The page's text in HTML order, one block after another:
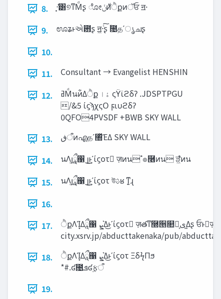
8.
͓·͑͸୭ͳΜͩʂ ೋ࣍‫ݩ‬ͷੈքͷॅਓ ॻ੶
9.
ಊʑͱએ఻ʂ ॻ͖·ͨ͠ʂ ۙ೔தʹൃചʂ
10.
11.
Consultant → Evangelist HENSHIN
12.
ߥΜͩนͷ͋Δੈք ‫ۀا‬ ςΫϊϩδʔ .JDSPTPGU
/&5 ίϛϡχςΟ ϝιυϩδʔ
0QFO4PVSDF +BWB SKY WALL
13.
‫ऀڧ‬ͷഎதʹ৐ͬͯΈΔ SKY WALL
14.
นΛյཱྀ͢΁ յ͢͜ͱʹίϛοτ ٕज़ͷน ํ๏࿦ͷน ੜ͖ํͷน
15.
นΛյཱྀ͢΁ յ͢͜ͱʹίϛοτ উࢉʁ ͳ͍ɻ
16.
17.
ੈքΛΊ͙Δཱྀ΁ ‫͛ܨ‬Δ͜ͱʹίϛοτ ٕज़తͳ࿭੕௚ྻ͕‫͖ى‬Δʂ ਓͱٕज़Λ‫͛ܨ‬Δʹ͸ɾɾɾ field-
city.xsrv.jp/abducttakenaka/pub/
18.
ੈքΛΊ͙Δཱྀ΁ ‫͛ܨ‬Δ͜ͱʹίϛοτ ΞδϟΠϧ
*#.ʛ೔‫ܦ‬ʛ࣮ફऀ
19.